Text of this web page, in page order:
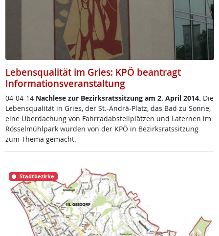
Lebensqualität im Gries: KPÖ beantragt
Informationsveranstaltung
04-04-14 Nach­le­se zur Be­zirks­rats­sit­zung am 2. April 2014. Die
Le­bens­qua­li­tät in Gries, der St.-An­drä-Platz, das Bad zu Son­ne,
ei­ne Über­da­chung von Fahr­radab­s­tell­plät­zen und La­ter­nen im
Rös­sel­mühl­park wur­den von der KPÖ in Be­zirks­rats­sit­zung
zum The­ma ge­macht.
Stadtbezirke